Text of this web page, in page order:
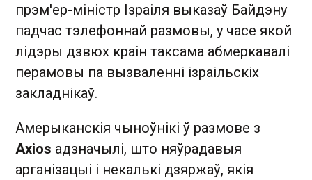
прэм'ер-міністр Ізраіля выказаў Байдэну
падчас тэлефоннай размовы, у часе якой
лідэры дзвюх краін таксама абмеркавалі
перамовы па вызваленні ізраільскіх
закладнікаў.
Амерыканскія чыноўнікі ў размове з
Axios адзначылі, што няўрадавыя
арганізацыі і некалькі дзяржаў, якія